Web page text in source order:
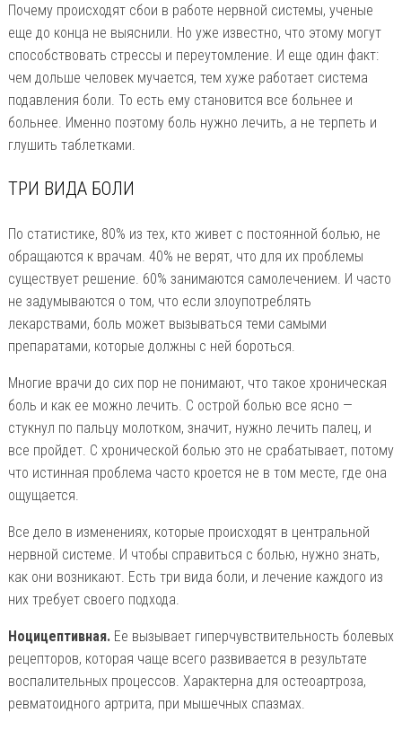
Почему происходят сбои в работе нервной системы, ученые
еще до конца не выяснили. Но уже известно, что этому могут
способствовать стрессы и переутомление. И еще один факт:
чем дольше человек мучается, тем хуже работает система
подавления боли. То есть ему становится все больнее и
больнее. Именно поэтому боль нужно лечить, а не терпеть и
глушить таблетками.
ТРИ ВИДА БОЛИ
По статистике, 80% из тех, кто живет с постоянной болью, не
обращаются к врачам. 40% не верят, что для их проблемы
существует решение. 60% занимаются самолечением. И часто
не задумываются о том, что если злоупотреблять
лекарствами, боль может вызываться теми самыми
препаратами, которые должны с ней бороться.
Многие врачи до сих пор не понимают, что такое хроническая
боль и как ее можно лечить. С острой болью все ясно —
стукнул по пальцу молотком, значит, нужно лечить палец, и
все пройдет. С хронической болью это не срабатывает, потому
что истинная проблема часто кроется не в том месте, где она
ощущается.
Все дело в изменениях, которые происходят в центральной
нервной системе. И чтобы справиться с болью, нужно знать,
как они возникают. Есть три вида боли, и лечение каждого из
них требует своего подхода.
Ноцицептивная.Ее вызывает гиперчувствительность болевых
рецепторов, которая чаще всего развивается в результате
воспалительных процессов. Характерна для остеоартроза,
ревматоидного артрита, при мышечных спазмах.